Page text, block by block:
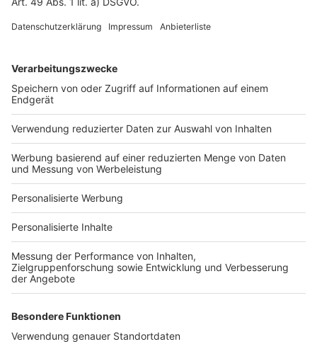
Services
Bauprojekt-Quiz
Häuser-Suche
Hausanbieter-Suche
Bauprojekt-Profil
Für Unternehmen
Ihre Baufirma auf bauen.de
Kostenloses Infogespräch